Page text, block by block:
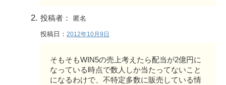
投稿者： 匿名
投稿日： 2012年10月9日
そもそもWIN5の売上考えたら配当が2億円に
なっている時点で数人しか当たってないこと
になるわけで、不特定多数に販売している情